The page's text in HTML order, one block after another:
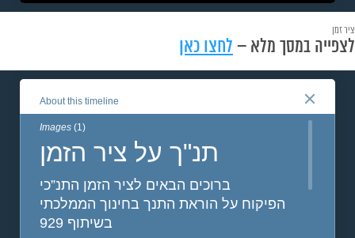
ציר זמן
לצפייה במסך מלא – לחצו כאן